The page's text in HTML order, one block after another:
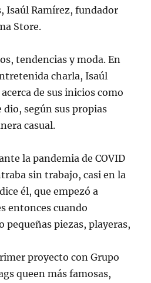
Isaúl Ramírez, fundador
Store.
tendencias y moda. En
charla, Isaúl
de sus inicios como
dio, según sus propias
casual.
la pandemia de COVID
sin trabajo, casi en la
él, que empezó a
entonces cuando
pequeñas piezas, playeras,
proyecto con Grupo
queen más famosas,